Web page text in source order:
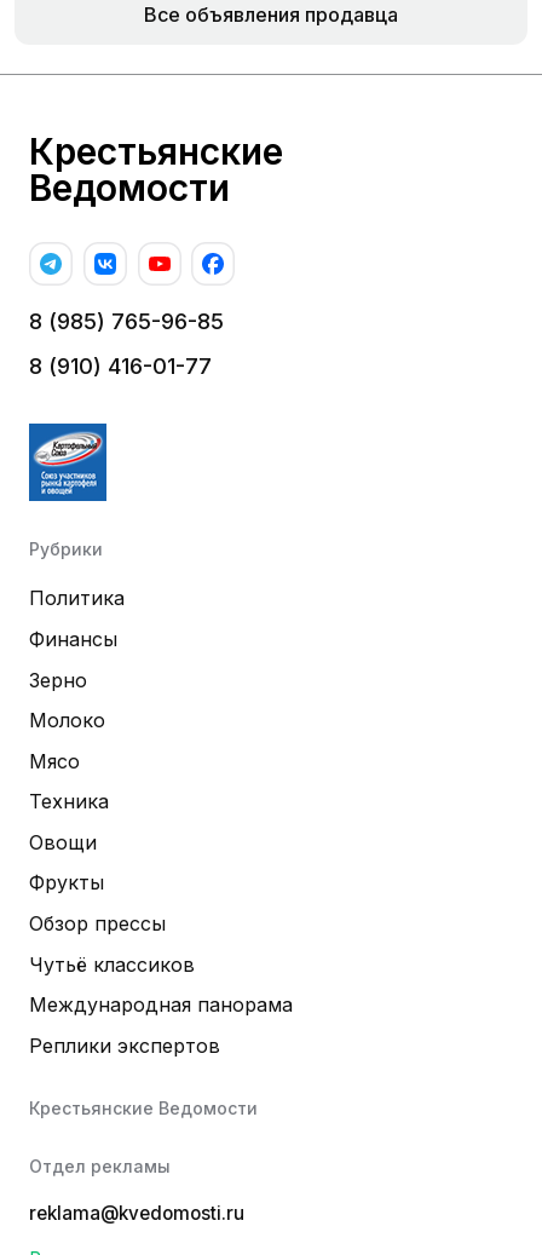
Все объявления продавца
Крестьянские
Ведомости
8 (985) 765-96-85
8 (910) 416-01-77
Рубрики
Политика
Финансы
Зерно
Молоко
Мясо
Техника
Овощи
Фрукты
Обзор прессы
Чутьё классиков
Международная панорама
Реплики экспертов
Крестьянские Ведомости
Отдел рекламы
reklama@kvedomosti.ru